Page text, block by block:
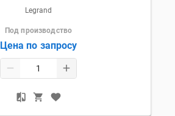
Legrand
Под производство
Цена по запросу